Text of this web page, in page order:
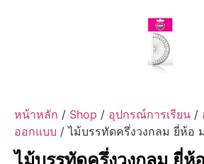
หน้าหลัก / Shop / อุปกรณ์การเรียน /
ออกแบบ / ไม้บรรทัดครึ่งวงกลม ยี่ห้อ
ไม้บรรทัดครึ่งวงกลม ยี่ห้